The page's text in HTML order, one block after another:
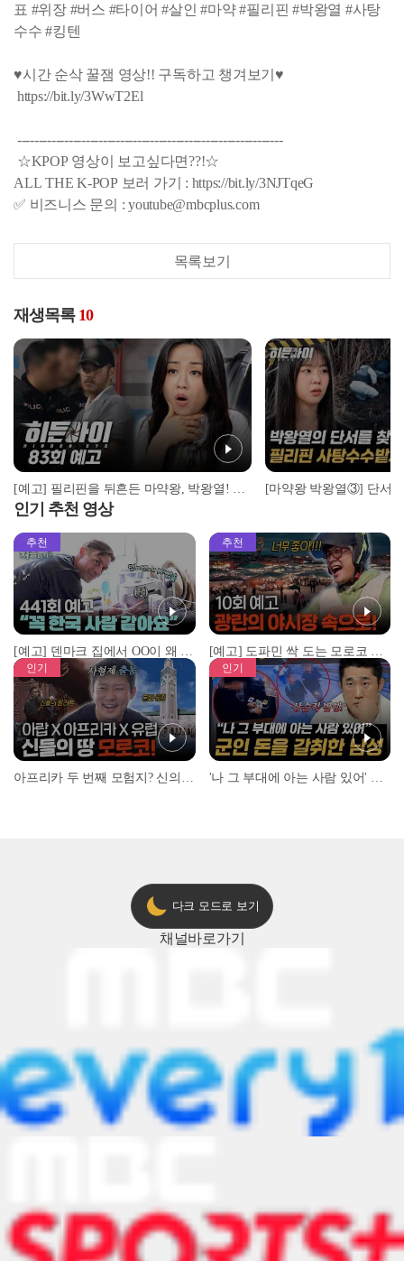
표 #위장 #버스 #타이어 #살인 #마약 #필리핀 #박왕열 #사탕
수수 #킹텐
♥시간 순삭 꿀잼 영상!! 구독하고 챙겨보기♥
https://bit.ly/3WwT2El
--------------------------------------------------------------
☆KPOP 영상이 보고싶다면??!☆
ALL THE K-POP 보러 가기 : https://bit.ly/3NJTqeG
✅ 비즈니스 문의 : youtube@mbcplus.com
목록보기
재생목록 10
[예고] 필리핀을 뒤흔든 마약왕, 박왕열! 마침내 드러난 범죄의 전말
인기 추천 영상
추천
[예고] 덴마크 집에서 OO이 왜 나와...? 이상할 정도로 한국을 사랑하는 우리 형을 제보합니다!
추천
[예고] 도파민 싹 도는 모로코 야시장 투어!
인기 인기
다크 모드로 보기
채널바로가기